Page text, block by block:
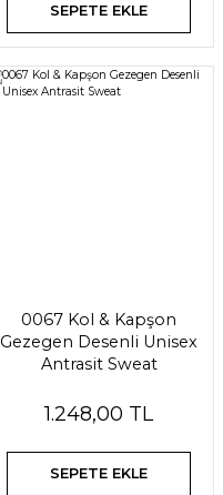
SEPETE EKLE
0067 Kol & Kapşon
Gezegen Desenli Unisex
Antrasit Sweat
1.248,00 TL
SEPETE EKLE